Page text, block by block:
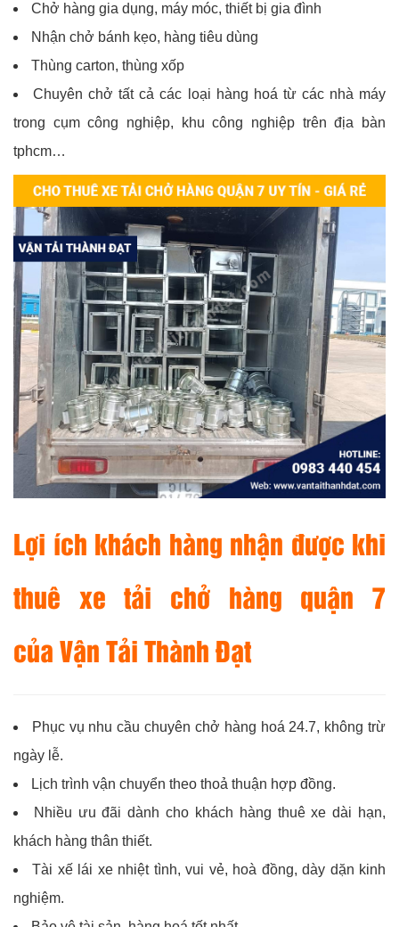
Chở hàng gia dụng, máy móc, thiết bị gia đình
Nhận chở bánh kẹo, hàng tiêu dùng
Thùng carton, thùng xốp
Chuyên chở tất cả các loại hàng hoá từ các nhà máy
trong cụm công nghiệp, khu công nghiệp trên địa bàn
tphcm…
Lợi ích khách hàng nhận được khi
thuê xe tải chở hàng quận 7
củaVận Tải Thành Đạt
Phục vụ nhu cầu chuyên chở hàng hoá 24.7, không trừ
ngày lễ.
Lịch trình vận chuyển theo thoả thuận hợp đồng.
Nhiều ưu đãi dành cho khách hàng thuê xe dài hạn,
khách hàng thân thiết.
Tài xế lái xe nhiệt tình, vui vẻ, hoà đồng, dày dặn kinh
nghiệm.